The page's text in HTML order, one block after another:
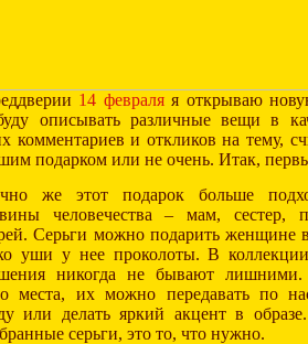
14 февраляя открываю
описывать различные вещи в
комментариев и откликов на тему,
подарком или не очень. Итак,
же этот подарок больше
человечества – мам, сестер,
Серьги можно подарить женщине
уши у нее проколоты. В
никогда не бывают
места, их можно передавать по
или делать яркий акцент в
серьги, это то, что нужно.